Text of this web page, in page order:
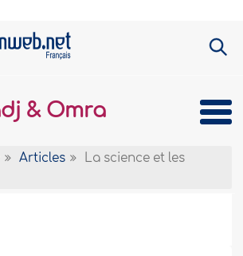
& Omra
Articles
La science et les